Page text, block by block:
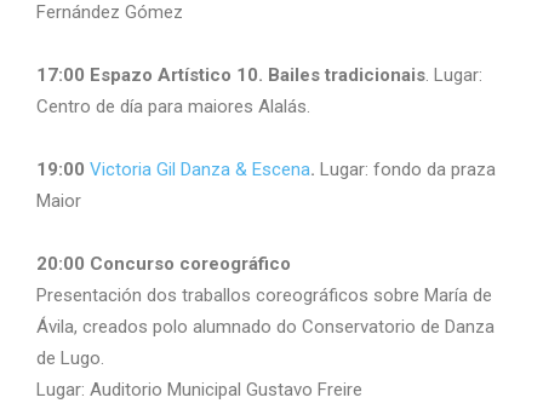
Fernández Gómez
17:00 Espazo Artístico 10. Bailes tradicionais. Lugar:
Centro de día para maiores Alalás.
19:00 Victoria Gil Danza & Escena. Lugar: fondo da praza
Maior
20:00 Concurso coreográfico
Presentación dos traballos coreográficos sobre María de
Ávila, creados polo alumnado do Conservatorio de Danza
de Lugo.
Lugar: Auditorio Municipal Gustavo Freire